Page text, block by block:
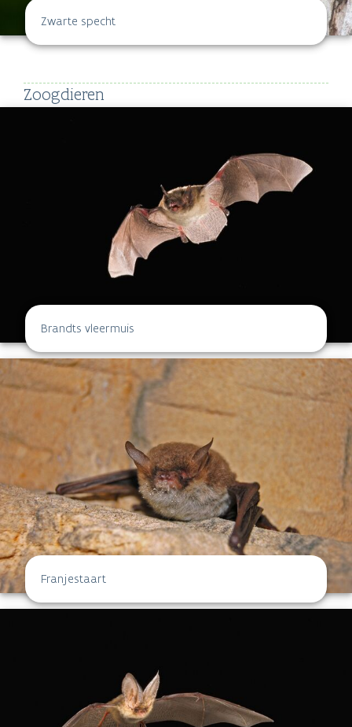
Zwarte specht
Zoogdieren
Brandts vleermuis
Franjestaart